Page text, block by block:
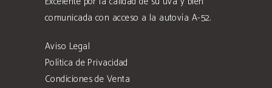
comunicada con acceso a la autovía A-52.
Aviso Legal
Política de Privacidad
Condiciones de Venta